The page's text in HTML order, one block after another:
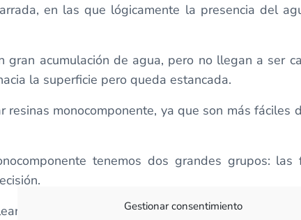
Gestionar consentimiento
en las que lógicamente la presencia del
gran acumulación de agua, pero no llegan a ser
la superficie pero queda estancada.
resinas monocomponente, ya que son más fáciles
tenemos dos grandes grupos:
cada una de ellas y cómo aplicarlas.